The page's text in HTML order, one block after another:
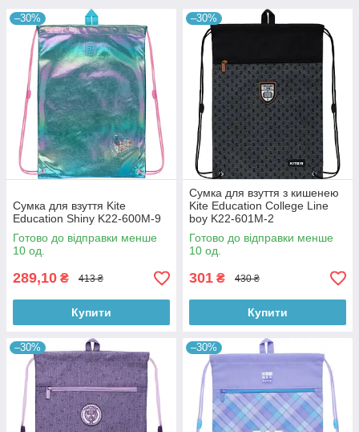
–30%
Сумка для взуття Kite
Education Shiny K22-600M-9
Готово до відправки менше
10 од.
289,10 ₴ 413 ₴
Купити
–30%
Сумка для взуття з кишенею
Kite Education College Line
boy K22-601M-2
Готово до відправки менше
10 од.
301 ₴ 430 ₴
Купити
–30% –30%